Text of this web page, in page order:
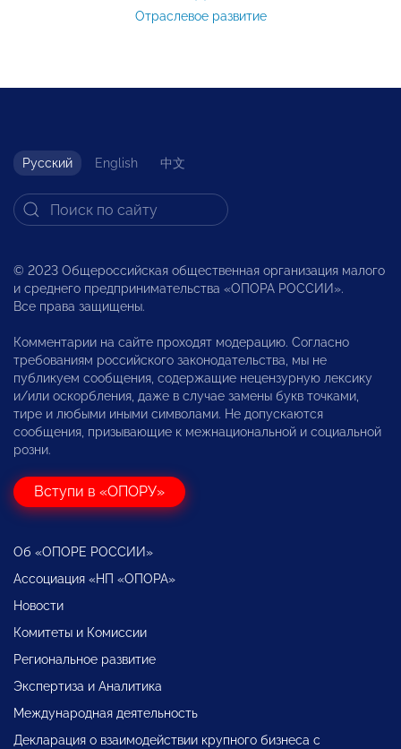
Отраслевое развитие
Русский English 中文
© 2023 Общероссийская общественная организация малого
и среднего предпринимательства «ОПОРА РОССИИ».
Все права защищены.
Комментарии на сайте проходят модерацию. Согласно
требованиям российского законодательства, мы не
публикуем сообщения, содержащие нецензурную лексику
и/или оскорбления, даже в случае замены букв точками,
тире и любыми иными символами. Не допускаются
сообщения, призывающие к межнациональной и социальной
розни.
Вступи в «ОПОРУ»
Об «ОПОРЕ РОССИИ»
Ассоциация «НП «ОПОРА»
Новости
Комитеты и Комиссии
Региональное развитие
Экспертиза и Аналитика
Международная деятельность
Декларация о взаимодействии крупного бизнеса с